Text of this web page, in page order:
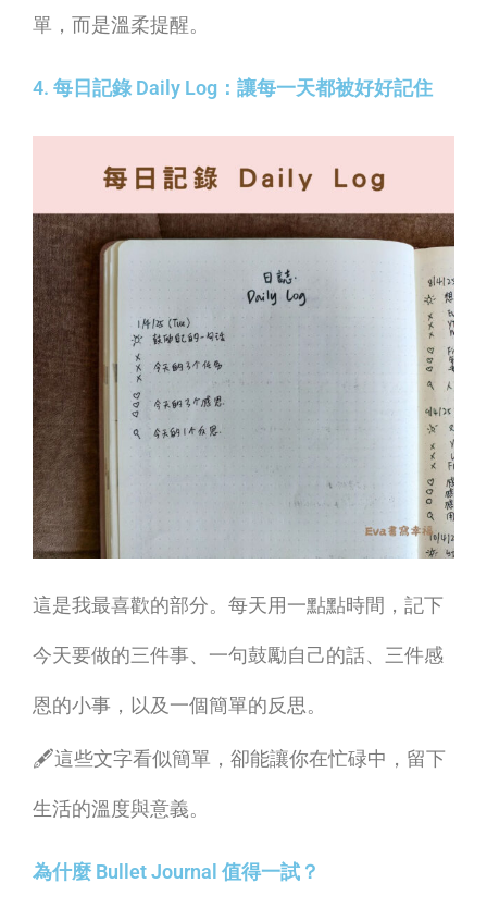
單，而是溫柔提醒。
4. 每日記錄 Daily Log：讓每一天都被好好記住
這是我最喜歡的部分。每天用一點點時間，記下
今天要做的三件事、一句鼓勵自己的話、三件感
恩的小事，以及一個簡單的反思。
🖋這些文字看似簡單，卻能讓你在忙碌中，留下
生活的溫度與意義。
為什麼 Bullet Journal 值得一試？